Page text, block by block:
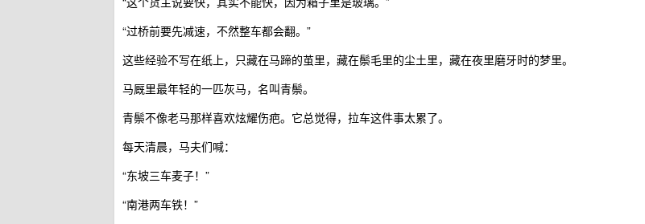
“过桥前要先减速，不然整车都会翻。”
这些经验不写在纸上，只藏在马蹄的茧里，藏在鬃毛里的尘土里，藏在夜里磨牙时的梦里。
马厩里最年轻的一匹灰马，名叫青鬃。
青鬃不像老马那样喜欢炫耀伤疤。它总觉得，拉车这件事太累了。
每天清晨，马夫们喊：
“东坡三车麦子！”
“南港两车铁！”